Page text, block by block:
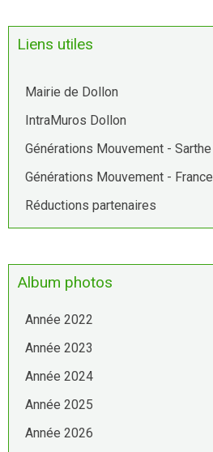
Liens utiles
Mairie de Dollon
IntraMuros Dollon
Générations Mouvement - Sarthe
Générations Mouvement - France
Réductions partenaires
Album photos
Année 2022
Année 2023
Année 2024
Année 2025
Année 2026